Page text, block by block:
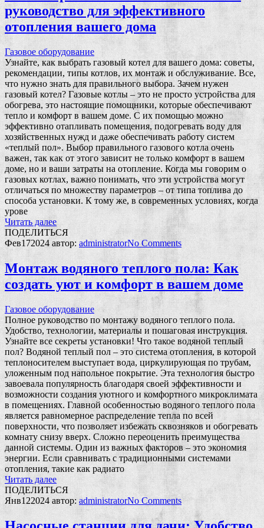
руководство для эффективного
отопления вашего дома
Газовое оборудование
Узнайте, как выбрать газовый котел для вашего дома: советы,
рекомендации, типы котлов, их монтаж и обслуживание. Все,
что нужно знать для правильного выбора. Зачем нужен
газовый котел? Газовые котлы – это не просто устройства для
обогрева, это настоящие помощники, которые обеспечивают
тепло и комфорт в вашем доме. С их помощью можно
эффективно отапливать помещения, подогревать воду для
хозяйственных нужд и даже обеспечивать работу систем
«теплый пол». Выбор правильного газового котла очень
важен, так как от этого зависит не только комфорт в вашем
доме, но и ваши затраты на отопление. Когда мы говорим о
газовых котлах, важно понимать, что эти устройства могут
отличаться по множеству параметров – от типа топлива до
способа установки. К тому же, в современных условиях, когда
урове
Читать далее
ПОДЕЛИТЬСЯ
Фев172024 автор: administratorNoComments
Монтаж водяного теплого пола: Как
создать уют и комфорт в вашем доме
Газовое оборудование
Полное руководство по монтажу водяного теплого пола.
Удобство, технологии, материалы и пошаговая инструкция.
Узнайте все секреты установки! Что такое водяной теплый
пол? Водяной теплый пол – это система отопления, в которой
теплоносителем выступает вода, циркулирующая по трубам,
уложенным под напольное покрытие. Эта технология быстро
завоевала популярность благодаря своей эффективности и
возможности создания уютного и комфортного микроклимата
в помещениях. Главной особенностью водяного теплого пола
является равномерное распределение тепла по всей
поверхности, что позволяет избежать сквозняков и обогревать
комнату снизу вверх. Сложно переоценить преимущества
данной системы. Один из важных факторов – это экономия
энергии. Если сравнивать с традиционными системами
отопления, такие как радиато
Читать далее
ПОДЕЛИТЬСЯ
Янв122024 автор: administratorNoComments